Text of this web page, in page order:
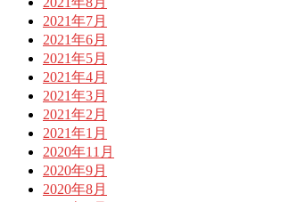
2021年7月
2021年6月
2021年5月
2021年4月
2021年3月
2021年2月
2021年1月
2020年11月
2020年9月
2020年8月